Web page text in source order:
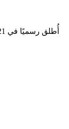
أُطلق رسميًا في 21 مايو 2021، يجسد برنامج ثقافة المرور وعدًا انتخابيًا. هدفه؟ جعل الثقافة متاحة لـ 800,000 مستفيد سنويًا بفضل ميزانية قدرها 300 يورو على مدى عامين. لذلك، فإن